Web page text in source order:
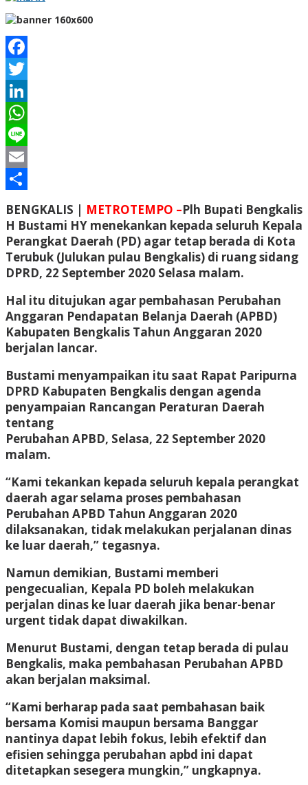
Facebook
Twitter
LinkedIn
WhatsApp
Line
Email
BENGKALIS | METROTEMPO –Plh Bupati Bengkalis
H Bustami HY menekankan kepada seluruh Kepala
Perangkat Daerah (PD) agar tetap berada di Kota
Terubuk (Julukan pulau Bengkalis) di ruang sidang
DPRD, 22 September 2020 Selasa malam.
Hal itu ditujukan agar pembahasan Perubahan
Anggaran Pendapatan Belanja Daerah (APBD)
Kabupaten Bengkalis Tahun Anggaran 2020
berjalan lancar.
Bustami menyampaikan itu saat Rapat Paripurna
DPRD Kabupaten Bengkalis dengan agenda
penyampaian Rancangan Peraturan Daerah
tentang
Perubahan APBD, Selasa, 22 September 2020
malam.
“Kami tekankan kepada seluruh kepala perangkat
daerah agar selama proses pembahasan
Perubahan APBD Tahun Anggaran 2020
dilaksanakan, tidak melakukan perjalanan dinas
ke luar daerah,” tegasnya.
Namun demikian, Bustami memberi
pengecualian, Kepala PD boleh melakukan
perjalan dinas ke luar daerah jika benar-benar
urgent tidak dapat diwakilkan.
Menurut Bustami, dengan tetap berada di pulau
Bengkalis, maka pembahasan Perubahan APBD
akan berjalan maksimal.
“Kami berharap pada saat pembahasan baik
bersama Komisi maupun bersama Banggar
nantinya dapat lebih fokus, lebih efektif dan
efisien sehingga perubahan apbd ini dapat
ditetapkan sesegera mungkin,” ungkapnya.